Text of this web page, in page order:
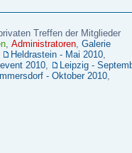
Treffen der Mitglieder
Administratoren Galerie
Heldrastein - Mai 2010
2010
Leipzig -
- Oktober 2010